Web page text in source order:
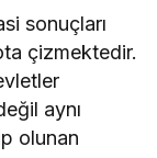
sonuçları
çizmektedir.
aynı
olunan